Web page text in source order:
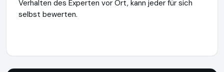
Verhalten des Experten vor Ort, kann jeder für sich
selbst bewerten.